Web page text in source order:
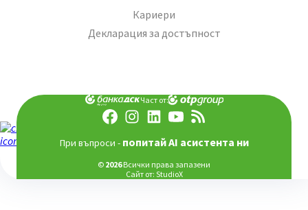
Кариери
Декларация за достъпност
Част от:
При въпроси - попитай AI асистента ни
© 2026Всички права запазени
Сайт от: StudioX